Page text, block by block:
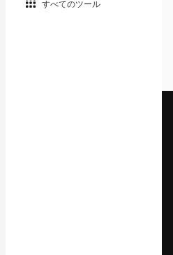
すべてのツール